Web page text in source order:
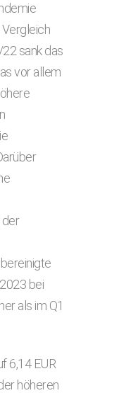
Vergleich
sank das
vor allem
bei
als im Q1
6,14 EUR
höheren